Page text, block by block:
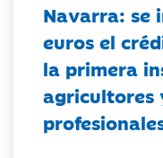
Navarra: se
euros el
la primera
agricultores